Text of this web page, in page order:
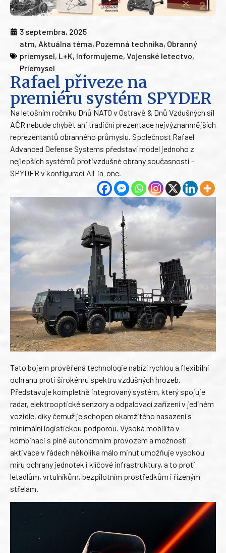
3 septembra, 2025
atm, Aktuálna téma, Pozemná technika, Obranný
priemysel, L+K, Informujeme, Vojenské letectvo,
Priemysel
Rafael přiveze na
premiéru systém SPYDER
Na letošním ročníku Dnů NATO v Ostravě & Dnů Vzdušných sil
AČR nebude chybět ani tradiční prezentace nejvýznamnějších
reprezentantů obranného průmyslu. Společnost Rafael
Advanced Defense Systems představí model jednoho z
nejlepších systémů protivzdušné obrany současnosti –
SPYDER v konfiguraci All-in-one.
Tato bojem prověřená technologie nabízí rychlou a flexibilní
ochranu proti širokému spektru vzdušných hrozeb.
Představuje kompletně integrovaný systém, který spojuje
radar, elektrooptické senzory a odpalovací zařízení v jediném
vozidle, díky čemuž je schopen okamžitého nasazení s
minimální logistickou podporou. Vysoká mobilita v
kombinaci s plně autonomním provozem a možností
aktivace v řádech několika málo minut umožňuje vysokou
míru ochrany jednotek i klíčové infrastruktury, a to proti
letadlům, vrtulníkům, bezpilotním prostředkům i řízeným
střelám.